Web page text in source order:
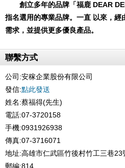
創立多年的品牌 「福鹿 DEAR
指名選用的專業品牌。一直 以來，
需求，並提供更多優良產品。
聯繫方式
公司:安稼企業股份有限公司
發信:點此發送
姓名:蔡福得(先生)
電話:07-3720158
手機:0931926938
傳真:07-3716071
地址:高雄市仁武區竹後村竹工三巷23
郵編:814